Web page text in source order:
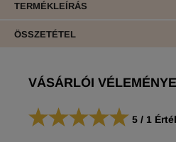
TERMÉKLEÍRÁS
ÖSSZETÉTEL
VÁSÁRLÓI
5 / 1